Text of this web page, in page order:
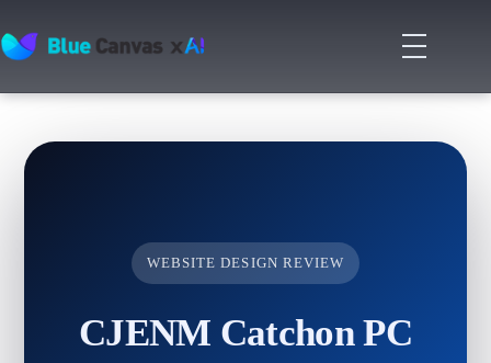
BLUECANVAS
메
뉴
기
WEBSITE DESIGN REVIEW
CJENM Catchon PC